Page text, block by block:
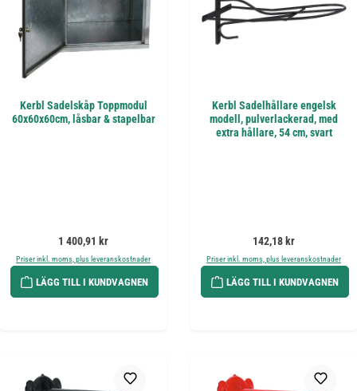
Kerbl Sadelskåp Toppmodul
60x60x60cm, låsbar & stapelbar
Ordinarie pris:
1 400,91 kr
Priser inkl. moms, plus leveranskostnader
LÄGG TILL I KUNDVAGNEN
Kerbl Sadelhållare engelsk
modell, pulverlackerad, med
extra hållare, 54 cm, svart
Ordinarie pris:
142,18 kr
Priser inkl. moms, plus leveranskostnader
LÄGG TILL I KUNDVAGNEN